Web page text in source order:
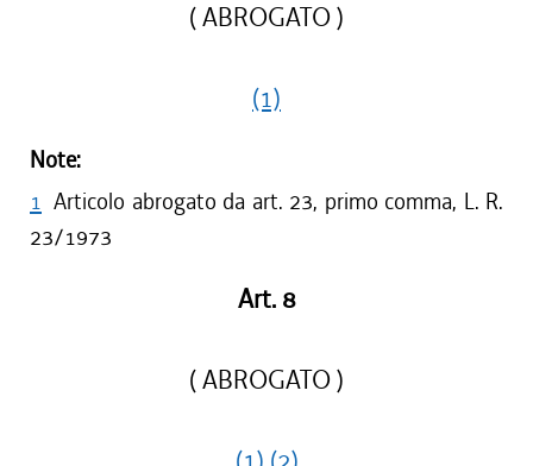
( ABROGATO )
(1)
Note:
1 Articolo abrogato da art. 23, primo comma, L. R.
23/1973
Art. 8
( ABROGATO )